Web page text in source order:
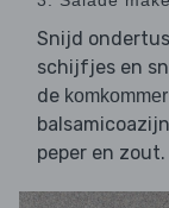
Snijd
schijfjes en
de komkommer
peper en zout.